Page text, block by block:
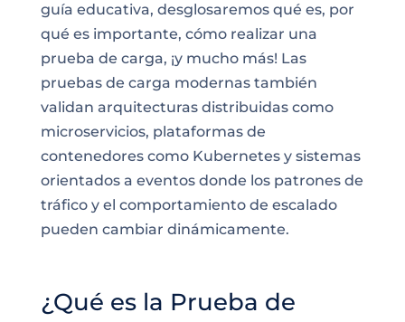
guía educativa, desglosaremos qué es, por
qué es importante, cómo realizar una
prueba de carga, ¡y mucho más! Las
pruebas de carga modernas también
validan arquitecturas distribuidas como
microservicios, plataformas de
contenedores como Kubernetes y sistemas
orientados a eventos donde los patrones de
tráfico y el comportamiento de escalado
pueden cambiar dinámicamente.
¿Qué es la Prueba de